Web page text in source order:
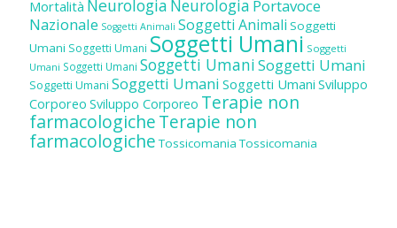
Mortalità Neurologia Neurologia Portavoce
Nazionale Soggetti Animali Soggetti Animali Soggetti
Umani Soggetti Umani Soggetti Umani Soggetti
Umani Soggetti Umani Soggetti UmaniSoggetti Umani
Soggetti Umani Soggetti Umani Soggetti Umani Sviluppo
Corporeo Sviluppo Corporeo Terapie non
farmacologicheTerapie non
farmacologiche Tossicomania Tossicomania